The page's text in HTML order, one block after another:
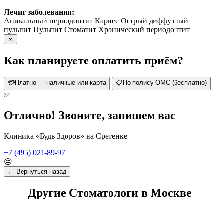
Лечит заболевания:
Апикальный периодонтит Кариес Острый диффузный
пульпит Пульпит Стоматит Хронический периодонтит
✕
Как планируете оплатить приём?
💳Платно — наличные или карта 📋 По полису ОМС (бесплатно)
✅
Отлично! Звоните, запишем вас
Клиника «Будь Здоров» на Сретенке
+7 (495) 021-89-97
😔
← Вернуться назад
Другие Стоматологи в Москве